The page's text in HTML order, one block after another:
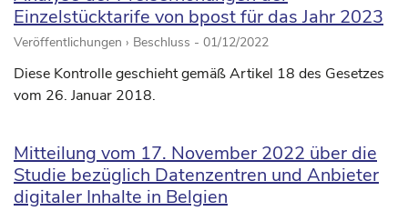
Einzelstücktarife von bpost für das Jahr 2023
Veröffentlichungen › Beschluss - 01/12/2022
Diese Kontrolle geschieht gemäß Artikel 18 des Gesetzes
vom 26. Januar 2018.
Mitteilung vom 17. November 2022 über die
Studie bezüglich Datenzentren und Anbieter
digitaler Inhalte in Belgien